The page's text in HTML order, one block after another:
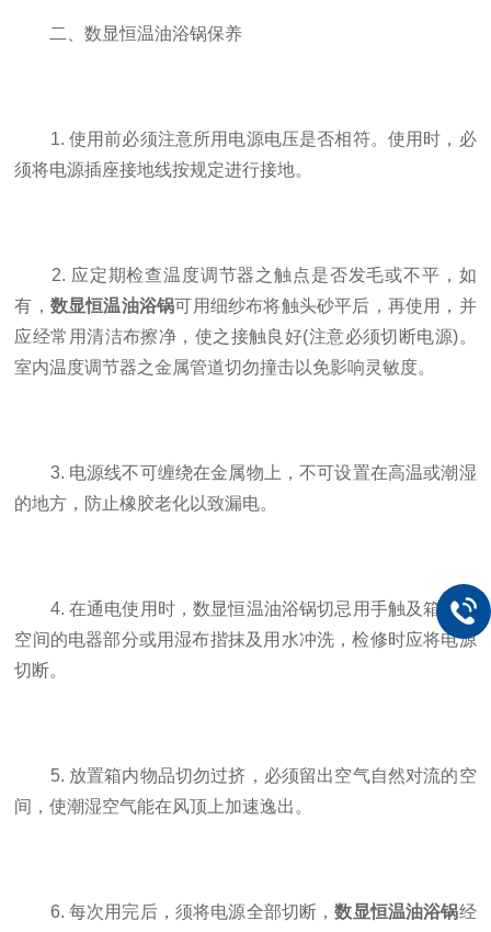
二、数显恒温油浴锅保养
1. 使用前必须注意所用电源电压是否相符。使用时，必
须将电源插座接地线按规定进行接地。
2. 应定期检查温度调节器之触点是否发毛或不平，如
有， 数显恒温油浴锅可用细纱布将触头砂平后，再使用，并
应经常用清洁布擦净，使之接触良好(注意必须切断电源)。
室内温度调节器之金属管道切勿撞击以免影响灵敏度。
3. 电源线不可缠绕在金属物上，不可设置在高温或潮湿
的地方，防止橡胶老化以致漏电。
4. 在通电使用时，数显恒温油浴锅切忌用手触及箱左侧
空间的电器部分或用湿布揩抹及用水冲洗，检修时应将电源
切断。
5. 放置箱内物品切勿过挤，必须留出空气自然对流的空
间，使潮湿空气能在风顶上加速逸出。
6. 每次用完后，须将电源全部切断，数显恒温油浴锅经